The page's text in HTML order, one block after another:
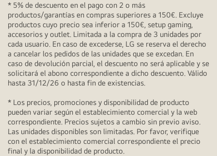
* 5% de descuento en el pago con 2 o más
productos/garantías en compras superiores a 150€. Excluye
productos cuyo precio sea inferior a 150€, setup gaming,
accesorios y outlet. Limitada a la compra de 3 unidades por
cada usuario. En caso de excederse, LG se reserva el derecho
a cancelar los pedidos de las unidades que se excedan. En
caso de devolución parcial, el descuento no será aplicable y se
solicitará el abono correspondiente a dicho descuento. Válido
hasta 31/12/26 o hasta fin de existencias.
* Los precios, promociones y disponibilidad de producto
pueden variar según el establecimiento comercial y la web
correspondiente. Precios sujetos a cambio sin previo aviso.
Las unidades disponibles son limitadas. Por favor, verifique
con el establecimiento comercial correspondiente el precio
final y la disponibilidad de producto.